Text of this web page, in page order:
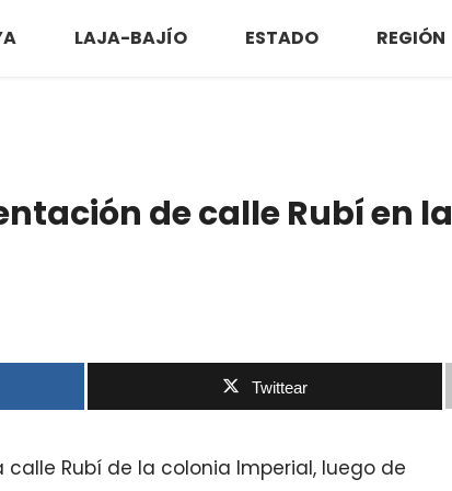
LAJA-BAJÍO ESTADO REGIÓN
de calle Rubí en la
Twittear
calle Rubí de la colonia Imperial, luego de